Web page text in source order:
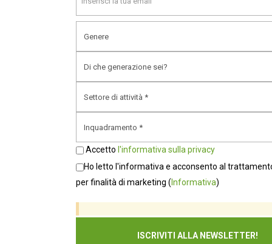
Accetto l'informativa sulla privacy
Ho letto l'informativa e acconsento al
per finalità di marketing ( Informativa)